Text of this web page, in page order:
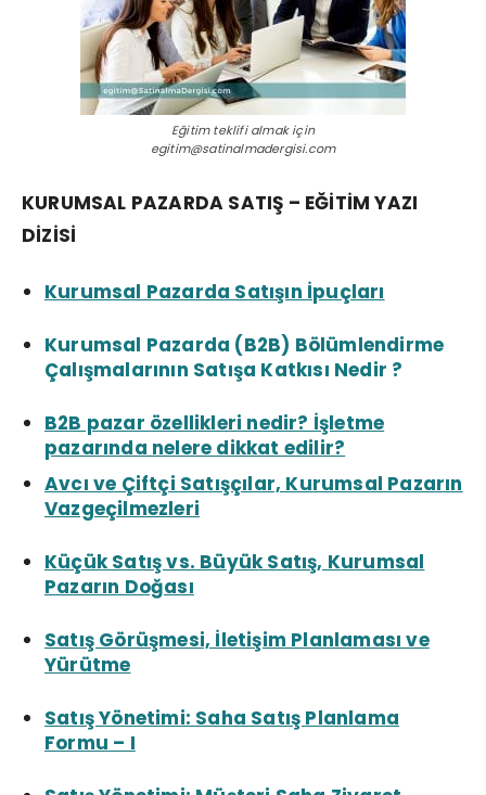
Eğitim teklifi almak için
egitim@satinalmadergisi.com
KURUMSAL PAZARDA SATIŞ – EĞİTİM YAZI
DİZİSİ
Kurumsal Pazarda Satışın İpuçları
Kurumsal Pazarda (B2B) Bölümlendirme
Çalışmalarının Satışa Katkısı Nedir ?
B2B pazar özellikleri nedir? İşletme
pazarında nelere dikkat edilir?
Avcı ve Çiftçi Satışçılar, Kurumsal Pazarın
Vazgeçilmezleri
Küçük Satış vs. Büyük Satış, Kurumsal
Pazarın Doğası
Satış Görüşmesi, İletişim Planlaması ve
Yürütme
Satış Yönetimi: Saha Satış Planlama
Formu – I